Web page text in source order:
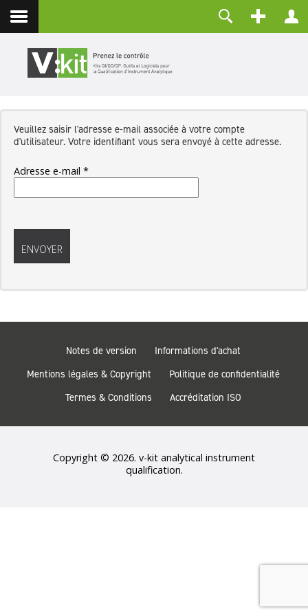
Contact
Mot de passe
CONNEXION
Créer un compte
Veuillez saisir l'adresse e-mail associée à votre compte
d'utilisateur. Votre identifiant vous sera envoyé à cette adresse.
Adresse e-mail *
Captcha*
ENVOYER
Notes de version
Informations d'achat
Mentions légales & Copyright
Politique de confidentialité
Termes & Conditions
Accréditation ISO
Copyright © 2026. v-kit analytical instrument
qualification.